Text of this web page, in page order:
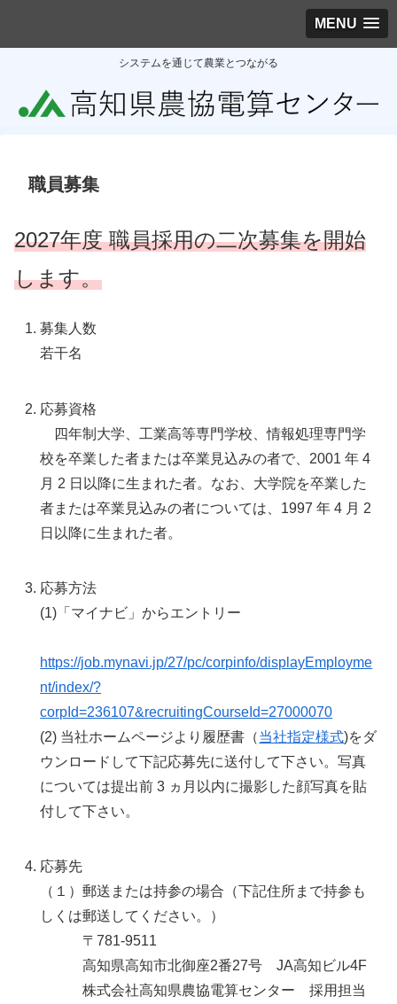
MENU
システムを通じて農業とつながる
職員募集
2027年度 職員採用の二次募集を開始
します。
募集人数
若干名
応募資格
四年制大学、工業高等専門学校、情報処理専門学
校を卒業した者または卒業見込みの者で、2001 年 4
月 2 日以降に生まれた者。なお、大学院を卒業した
者または卒業見込みの者については、1997 年 4 月 2
日以降に生まれた者。
応募方法
(1)「マイナビ」からエントリー
https://job.mynavi.jp/27/pc/corpinfo/displayEmployme
nt/index/?
corpId=236107&recruitingCourseId=27000070
(2) 当社ホームページより履歴書（当社指定様式)をダ
ウンロードして下記応募先に送付して下さい。写真
については提出前 3 ヵ月以内に撮影した顔写真を貼
付して下さい。
応募先
（１）郵送または持参の場合（下記住所まで持参も
しくは郵送してください。）
〒781-9511
高知県高知市北御座2番27号 JA高知ビル4F
株式会社高知県農協電算センター 採用担当